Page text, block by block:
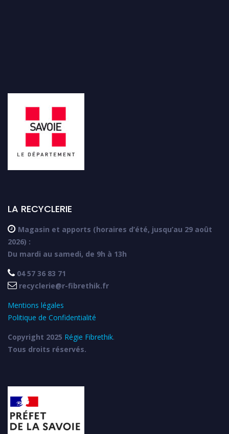
LA RECYCLERIE
 Magasin et apports (horaires d’été, jusqu’au 29 août
2026) :
Du mardi au samedi, de 9h à 13h
 04 57 36 83 71
 recyclerie@r-fibrethik.fr
Mentions légales
Politique de Confidentialité
Copyright 2025 Régie Fibrethik.
Tous droits réservés.